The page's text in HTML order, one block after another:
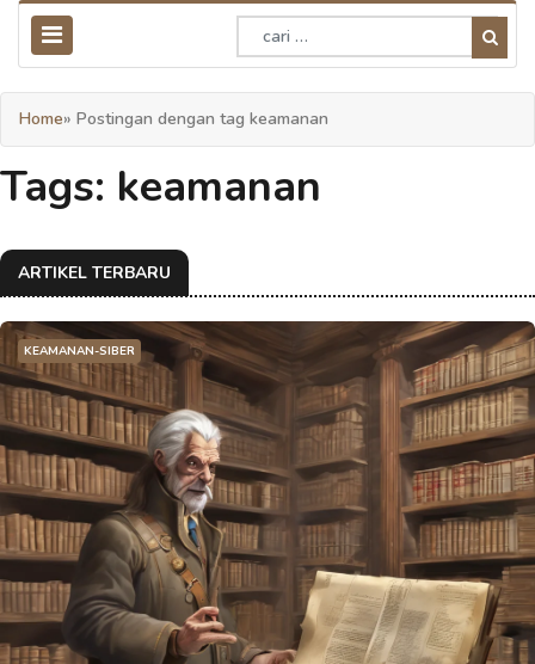
Home» Postingan dengan tag keamanan
Tags: keamanan
ARTIKEL TERBARU
KEAMANAN-SIBER